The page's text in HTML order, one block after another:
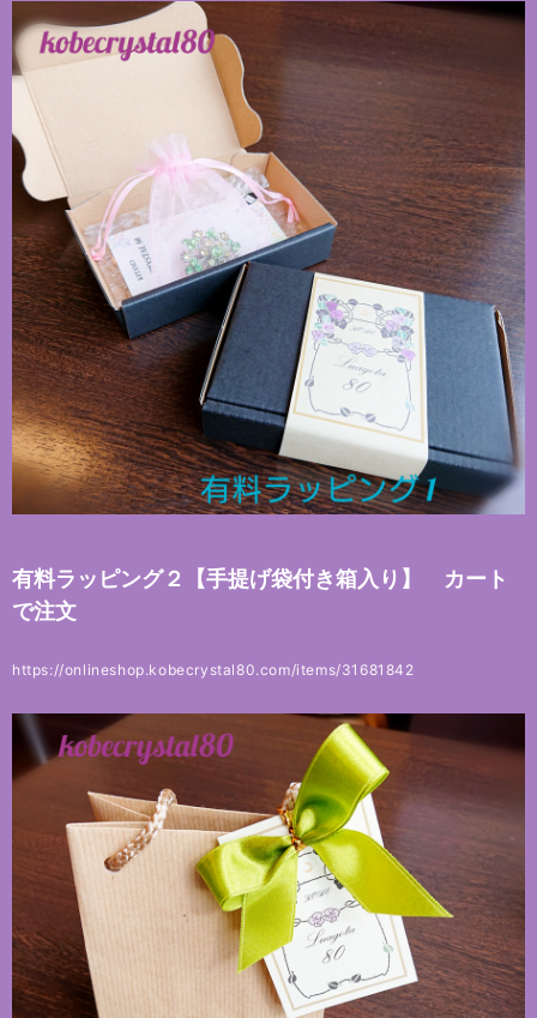
有料ラッピング２【手提げ袋付き箱入り】 カート
で注文
https://onlineshop.kobecrystal80.com/items/31681842